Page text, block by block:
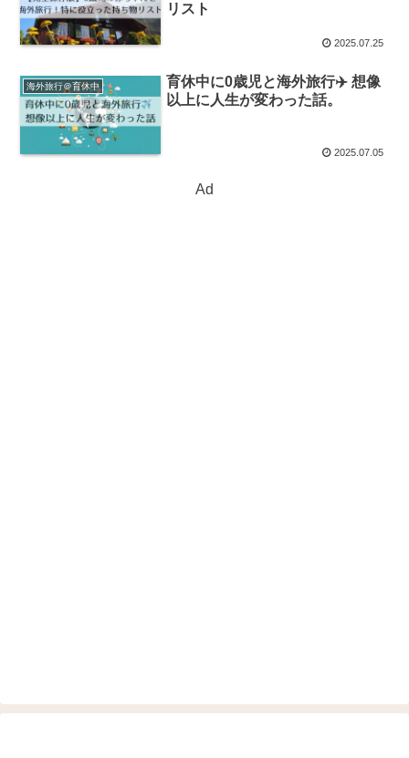
リスト
2025.07.25
海外旅行＠育休中
育休中に0歳児と海外旅行✈️ 想像
以上に人生が変わった話。
2025.07.05
Ad